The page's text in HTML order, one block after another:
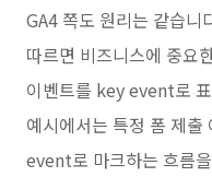
GA4 쪽도 원리는 같습
따르면 비즈니스에 중요
이벤트를 key event로
예시에서는 특정 폼 제
event로 마크하는 흐름